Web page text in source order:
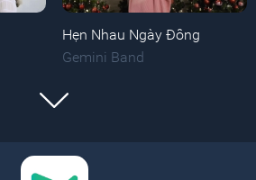
Hẹn Nhau Ngày Đông
Gemini Band